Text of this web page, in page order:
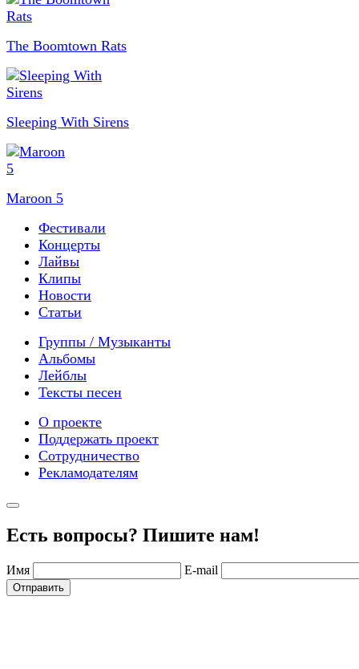
The Boomtown Rats
Sleeping With Sirens
Maroon 5
Фестивали
Концерты
Лайвы
Клипы
Новости
Статьи
Группы / Музыканты
Альбомы
Лейблы
Тексты песен
О проекте
Поддержать проект
Сотрудничество
Рекламодателям
Есть вопросы? Пишите нам!
Имя E-mail